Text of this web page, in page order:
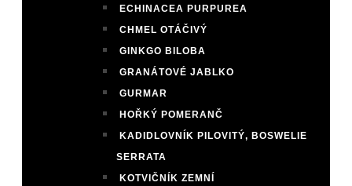
ECHINACEA PURPUREA
CHMEL OTÁČIVÝ
GINKGO BILOBA
GRANÁTOVÉ JABLKO
GURMAR
HOŘKÝ POMERANČ
KADIDLOVNÍK PILOVITÝ, BOSWELIE
SERRATA
KOTVIČNÍK ZEMNÍ